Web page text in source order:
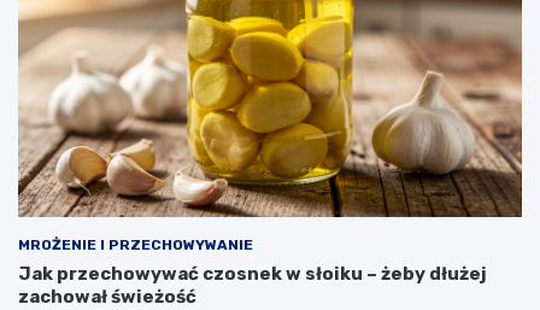
MROŻENIE I PRZECHOWYWANIE
Jak przechowywać czosnek w słoiku – żeby dłużej
zachował świeżość